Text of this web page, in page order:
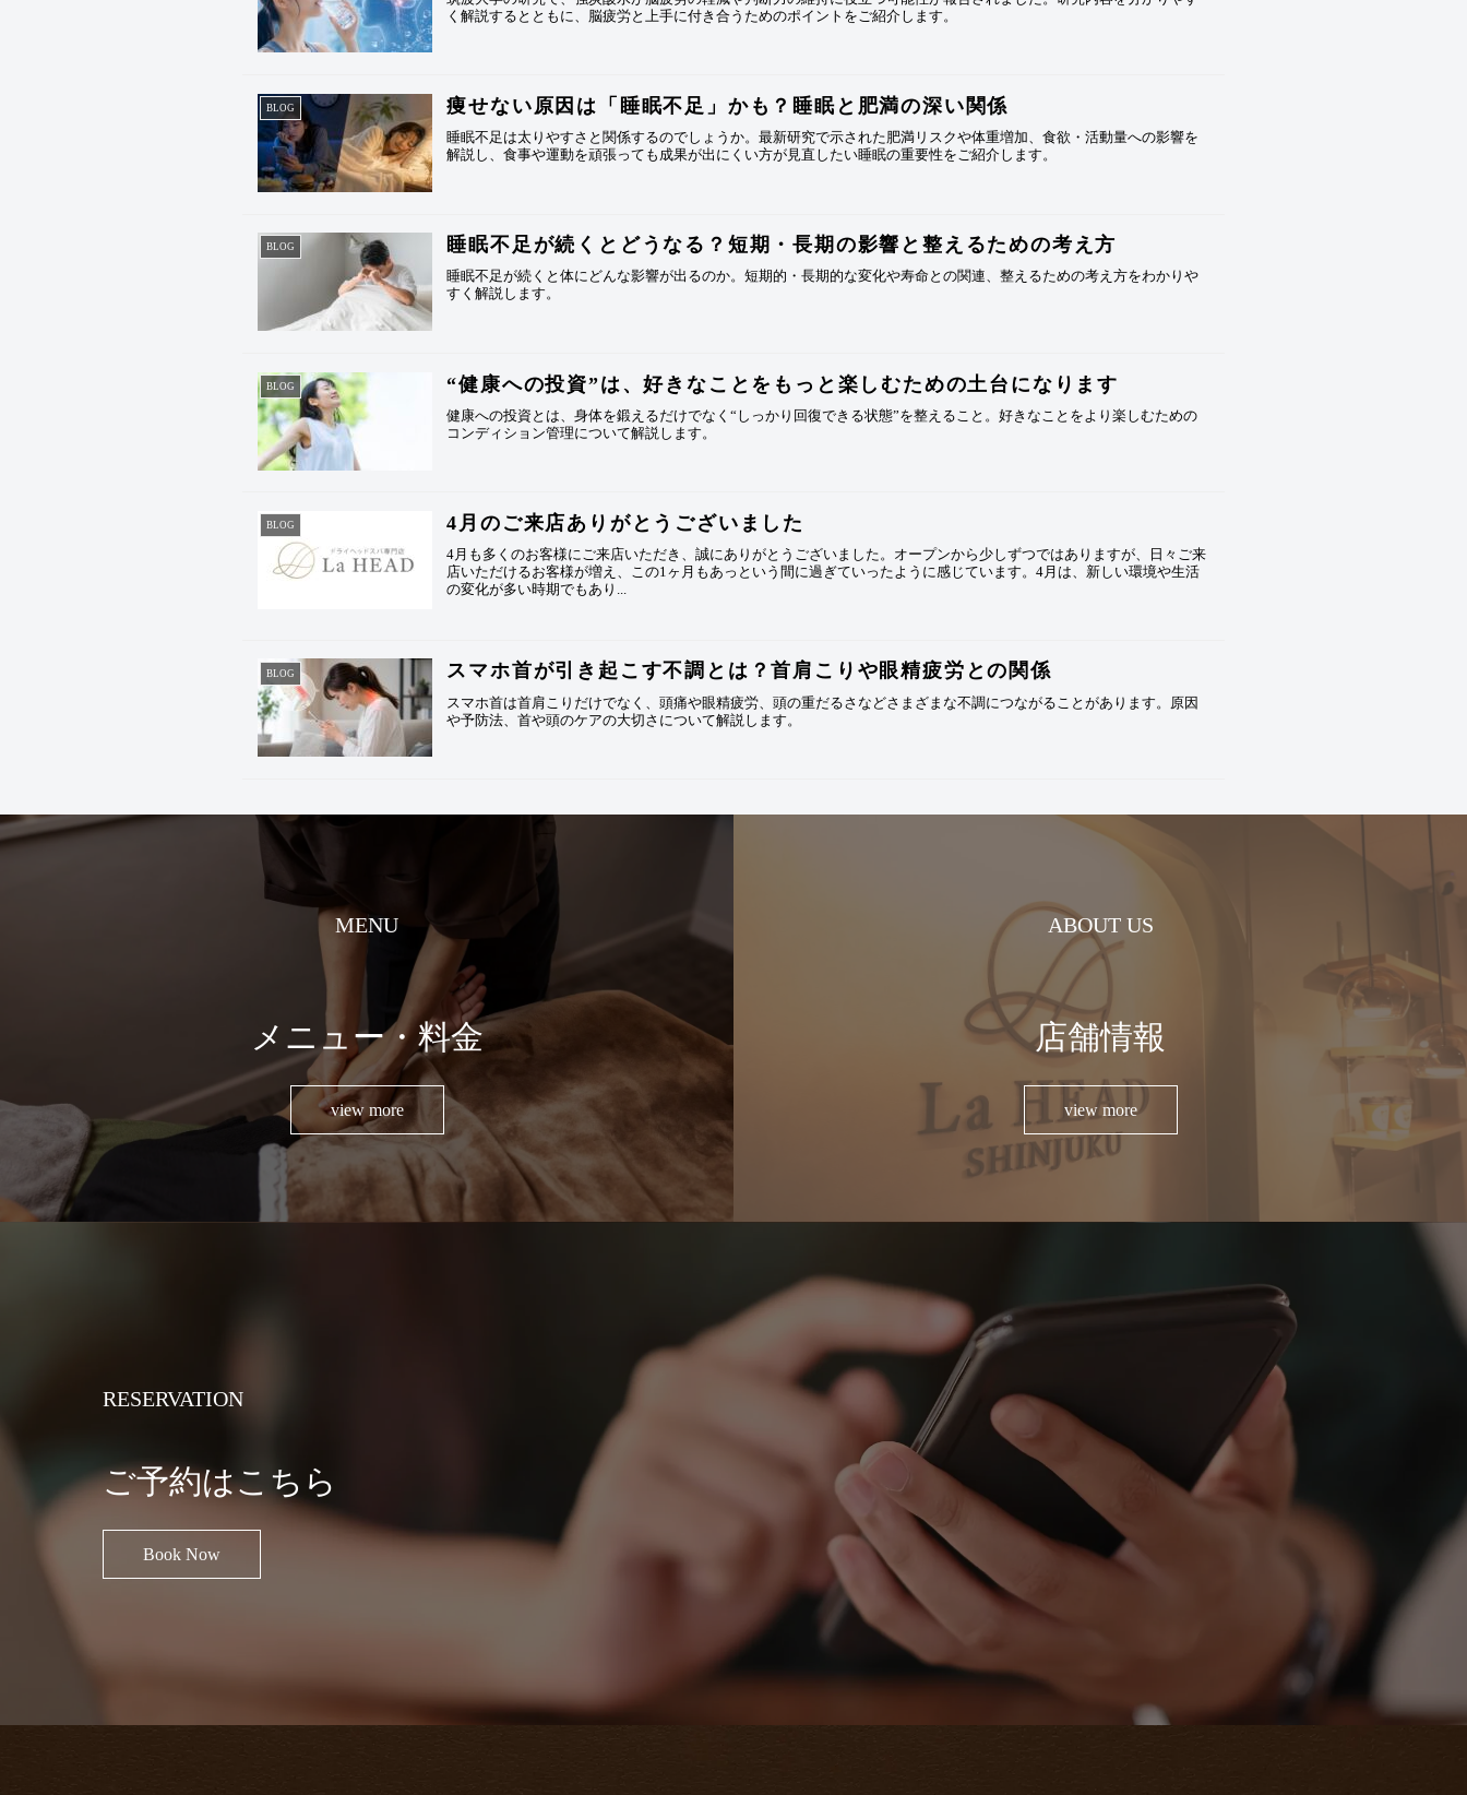
く解説するとともに、脳疲労と上手に付き合うためのポイントをご紹介します。
BLOG 痩せない原因は「睡眠不足」かも？睡眠と肥満の深い関係
睡眠不足は太りやすさと関係するのでしょうか。最新研究で示された肥満リスクや体重増加、食欲・活動量への影響を
解説し、食事や運動を頑張っても成果が出にくい方が見直したい睡眠の重要性をご紹介します。
BLOG 睡眠不足が続くとどうなる？短期・長期の影響と整えるための考え方
睡眠不足が続くと体にどんな影響が出るのか。短期的・長期的な変化や寿命との関連、整えるための考え方をわかりや
すく解説します。
BLOG “健康への投資”は、好きなことをもっと楽しむための土台になります
健康への投資とは、身体を鍛えるだけでなく“しっかり回復できる状態”を整えること。好きなことをより楽しむための
コンディション管理について解説します。
BLOG 4月のご来店ありがとうございました
4月も多くのお客様にご来店いただき、誠にありがとうございました。オープンから少しずつではありますが、日々ご来
店いただけるお客様が増え、この1ヶ月もあっという間に過ぎていったように感じています。4月は、新しい環境や生活
の変化が多い時期でもあり...
BLOG スマホ首が引き起こす不調とは？首肩こりや眼精疲労との関係
スマホ首は首肩こりだけでなく、頭痛や眼精疲労、頭の重だるさなどさまざまな不調につながることがあります。原因
や予防法、首や頭のケアの大切さについて解説します。
MENU
メニュー・料金
view more
ABOUT US
店舗情報
view more
RESERVATION
ご予約はこちら
Book Now